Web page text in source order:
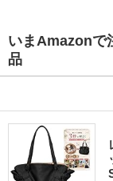
いまAmazonで
品